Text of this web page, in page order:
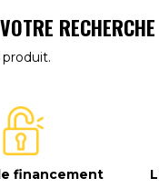
RECHERCHE
financement